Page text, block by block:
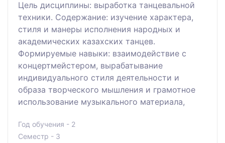
Цель дисциплины: выработка танцевальной
техники. Содержание: изучение характера,
стиля и манеры исполнения народных и
академических казахских танцев.
Формируемые навыки: взаимодействие с
концертмейстером, вырабатывание
индивидуального стиля деятельности и
образа творческого мышления и грамотное
использование музыкального материала,
Год обучения - 2
Семестр - 3